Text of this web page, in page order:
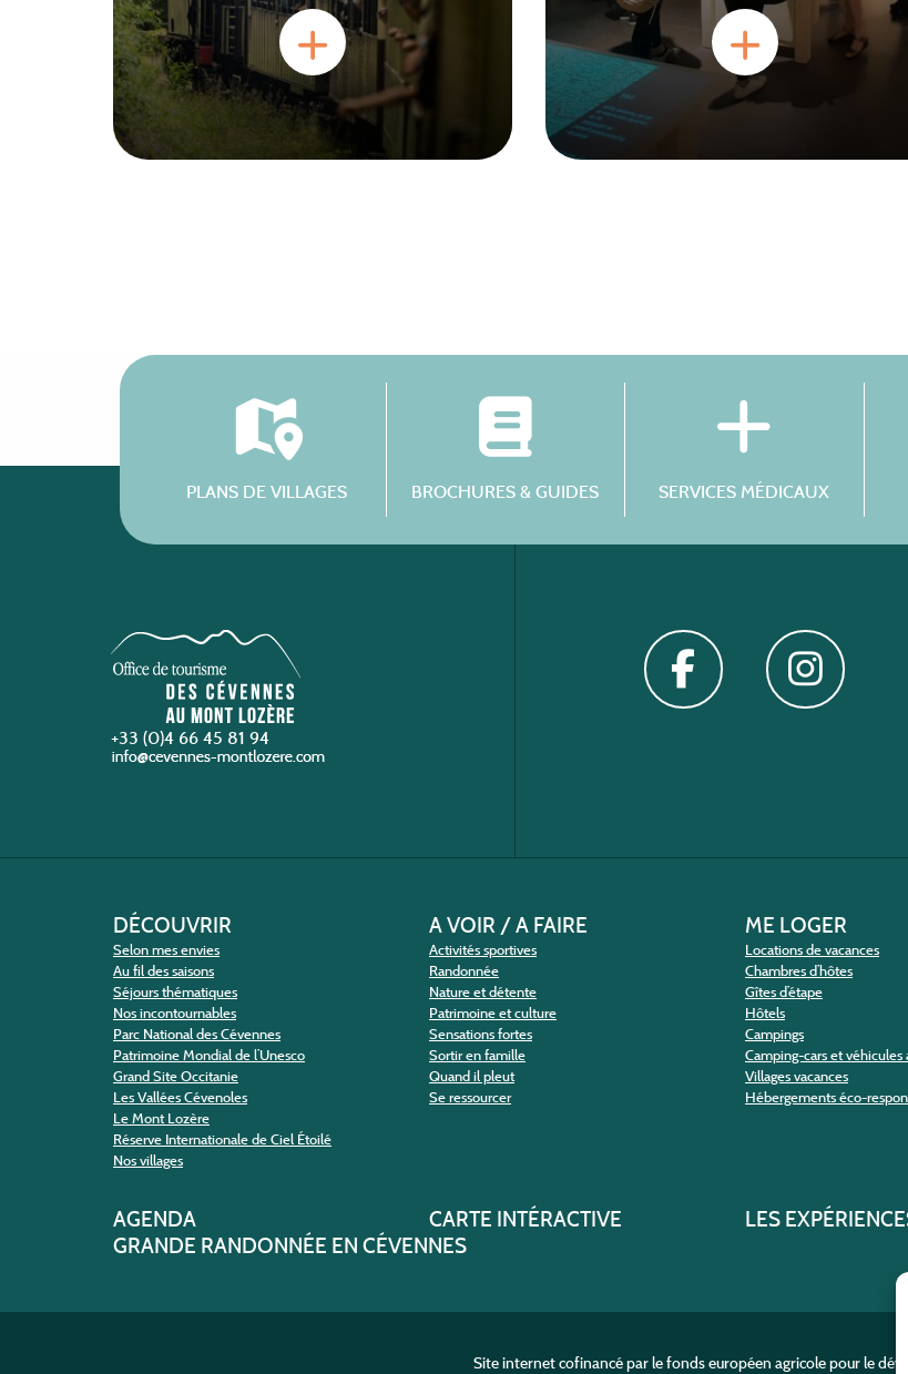
PLANS DE VILLAGES BROCHURES & GUIDES SERVICES MÉDICAUX
+33 (0)4 66 45 81 94
DÉCOUVRIR
Selon mes envies
Au fil des saisons
Séjours thématiques
Nos incontournables
Parc National des Cévennes
Patrimoine Mondial de l’Unesco
Grand Site Occitanie
Les Vallées Cévenoles
Le Mont Lozère
Réserve Internationale de Ciel Étoilé
Nos villages
A VOIR / A FAIRE
Activités sportives
Randonnée
Nature et détente
Patrimoine et culture
Sensations fortes
Sortir en famille
Quand il pleut
Se ressourcer
ME LOGER
Locations de vacances
Chambres d’hôtes
Gîtes d’étape
Hôtels
Campings
Camping-cars et véhicules
Villages vacances
Hébergements éco-
AGENDA CARTE INTÉRACTIVE LES
GRANDE RANDONNÉE EN CÉVENNES
Site internet cofinancé par le fonds européen agricole pour le